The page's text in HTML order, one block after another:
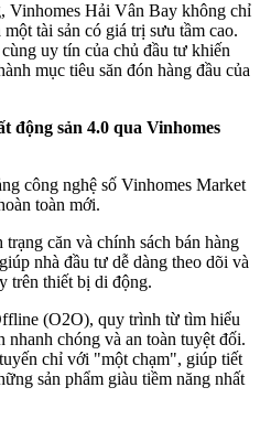
Vinhomes Hải Vân Bay không chỉ
tài sản có giá trị sưu tầm cao.
uy tín của chủ đầu tư khiến
mục tiêu săn đón hàng đầu của
động sản 4.0 qua Vinhomes
công nghệ số Vinhomes Market
toàn mới.
căn và chính sách bán hàng
nhà đầu tư dễ dàng theo dõi và
trên thiết bị di động.
(O2O), quy trình từ tìm hiểu
nhanh chóng và an toàn tuyệt đối.
chỉ với "một chạm", giúp tiết
sản phẩm giàu tiềm năng nhất